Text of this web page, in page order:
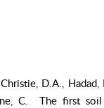
D.A., Hadad,
C. The first soil